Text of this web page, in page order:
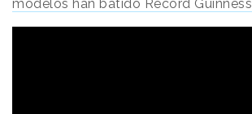
modelos han batido Récord Guinness